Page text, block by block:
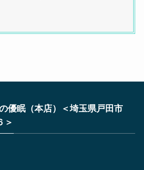
優眠（本店）＜埼玉県戸田市
＞